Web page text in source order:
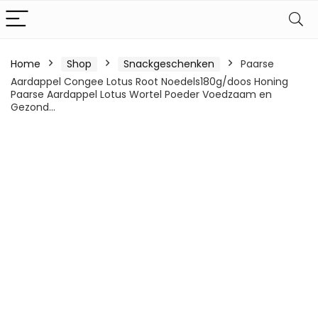
Home Shop Snackgeschenken
Paarse
Aardappel Congee Lotus Root Noedels180g/doos Honing
Paarse Aardappel Lotus Wortel Poeder Voedzaam en
Gezond…